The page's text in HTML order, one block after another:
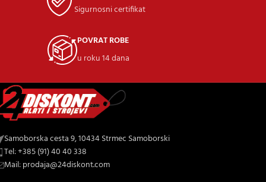
Sigurnosni certifikat
POVRAT ROBE
u roku 14 dana
Samoborska cesta 9, 10434 Strmec Samoborski
Tel: +385 (91) 40 40 338
Mail: prodaja@24diskont.com